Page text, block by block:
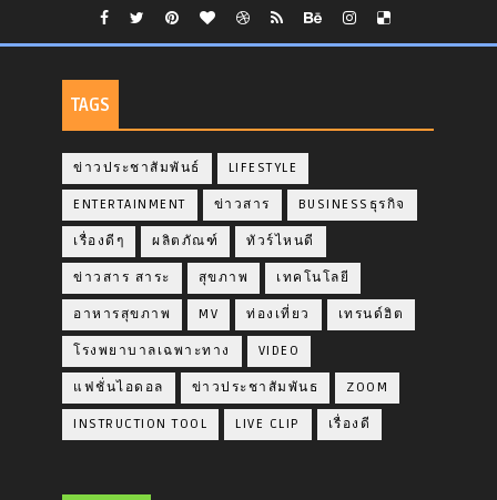
TAGS
ข่าวประชาสัมพันธ์ LIFESTYLE
ENTERTAINMENT ข่าวสาร BUSINESSธุรกิจ
เรื่องดีๆ ผลิตภัณฑ์ ทัวร์ไหนดี
ข่าวสาร สาระ สุขภาพ เทคโนโลยี
อาหารสุขภาพ MV ท่องเที่ยว เทรนด์ฮิต
โรงพยาบาลเฉพาะทาง VIDEO
แฟชั่นไอดอล ข่าวประชาสัมพันธ ZOOM
INSTRUCTION TOOL LIVE CLIP เรื่องดี